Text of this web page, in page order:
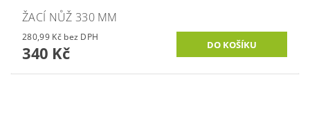
ŽACÍ NŮŽ 330 MM
280,99 Kč bez DPH
340 Kč